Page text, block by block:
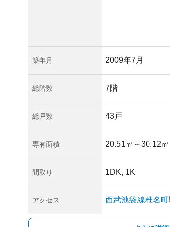
築年月 2009年7月
総階数 7階
総戸数 43戸
専有面積 20.51㎡ ～30.12㎡
間取り 1DK, 1K
アクセス 西武池袋線椎名町